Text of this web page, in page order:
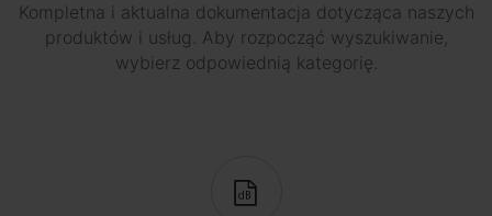
Kompletna i aktualna dokumentacja dotycząca naszych
produktów i usług. Aby rozpocząć wyszukiwanie,
wybierz odpowiednią kategorię.